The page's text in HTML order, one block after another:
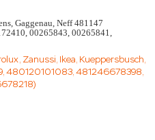
Gaggenau, Neff 481147
00265843, 00265841,